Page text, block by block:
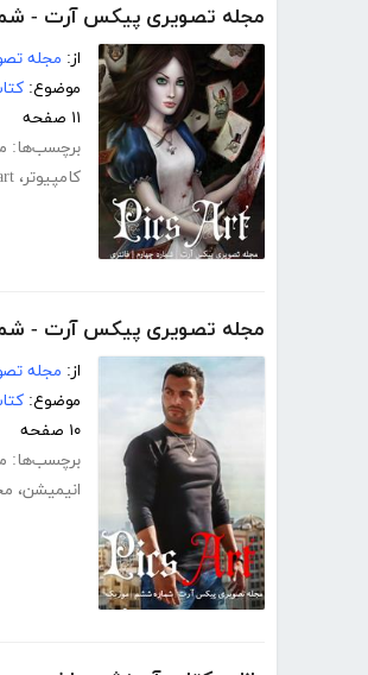
مجله تصویری پیکس آرت -
از: مجله
موضوع:
۱۱ صفحه
برچسب‌ها:
کامپیوتر،
مجله تصویری پیکس آرت -
از: مجله
موضوع:
۱۰ صفحه
برچسب‌ها:
انیمیشن،